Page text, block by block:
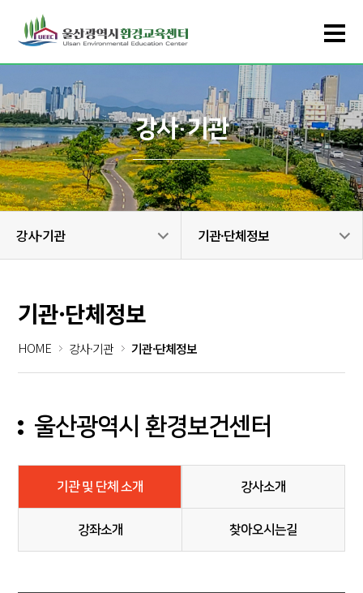
강사·기관
강사·기관 기관·단체정보
기관·단체정보
HOME 강사·기관 기관·단체정보
울산광역시 환경보건센터
기관 및 단체 소개 강사소개
강좌소개 찾아오시는길